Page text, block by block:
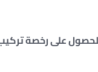
للحصول على رخصة